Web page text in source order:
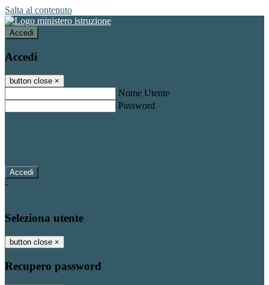
Salta al contenuto
Accedi
Accedi
button close ×
Nome Utente
Password
-
Seleziona utente
button close ×
Recupero password